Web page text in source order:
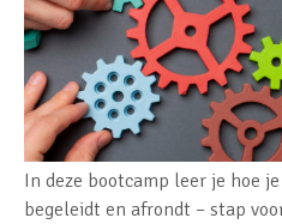
In deze bootcamp leer je hoe
begeleidt en afrondt – stap